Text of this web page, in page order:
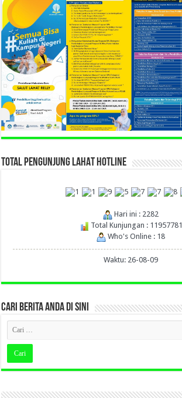
TOTAL PENGUNJUNG LAHAT HOTLINE
Hari ini : 2282
Total Kunjungan : 11957781
Who's Online : 18
Waktu: 26-08-09
CARI BERITA ANDA DI SINI